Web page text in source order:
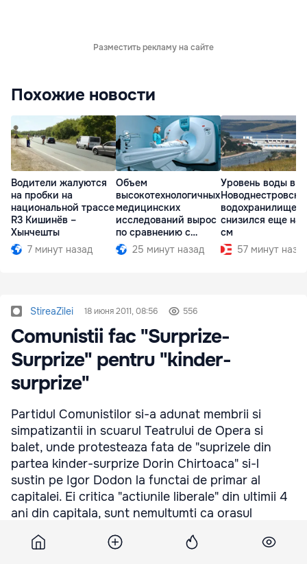
Разместить рекламу на сайте
Похожие новости
Водители жалуются
на пробки на
национальной трассе
R3 Кишинёв –
Хынчешты
7 минут назад
Объем
высокотехнологичных
медицинских
исследований вырос
по сравнению с
прошлым годом
25 минут назад
Уровень воды в
водохранилище
снизился еще на
см
57 минут
StireaZilei 18 июня 2011, 08:56 556
Comunistii fac "Surprize-
Surprize" pentru "kinder-
surprize"
Partidul Comunistilor si-a adunat membrii si
simpatizantii in scuarul Teatrului de Opera si
balet, unde protesteaza fata de "suprizele din
partea kinder-surprize Dorin Chirtoaca" si-l
sustin pe Igor Dodon la functai de primar al
capitalei. Ei critica "actiunile liberale" din ultimii 4
ani din capitala, sunt nemultumti ca orasul
Romaniei", care in afara de "surprize neplacute"